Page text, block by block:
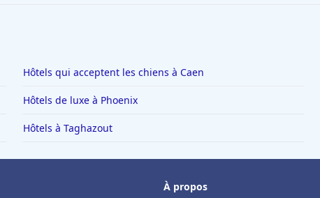
Hôtels qui acceptent les chiens à Caen
Hôtels de luxe à Phoenix
Hôtels à Taghazout
À propos